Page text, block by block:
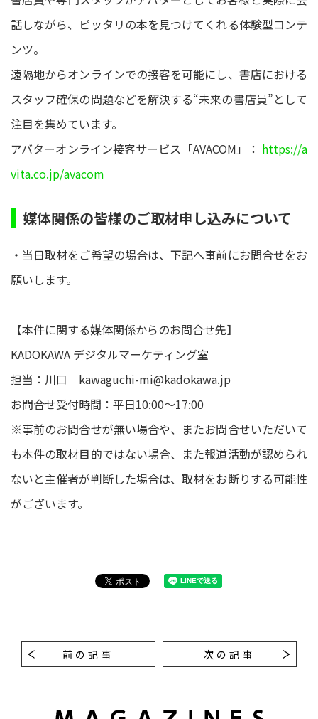
話しながら、ピッタリの本を見つけてくれる体験型コンテ
ンツ。
遠隔地からオンラインでの接客を可能にし、書店における
スタッフ確保の問題などを解決する“未来の書店員”として
注目を集めています。
アバターオンライン接客サービス「AVACOM」： https://a
vita.co.jp/avacom
媒体関係の皆様のご取材申し込みについて
・当日取材をご希望の場合は、下記へ事前にお問合せをお
願いします。
【本件に関する媒体関係からのお問合せ先】
KADOKAWA デジタルマーケティング室
担当：川口 kawaguchi-mi@kadokawa.jp
お問合せ受付時間：平日10:00～17:00
※事前のお問合せが無い場合や、またお問合せいただいて
も本件の取材目的ではない場合、また報道活動が認められ
ないと主催者が判断した場合は、取材をお断りする可能性
がございます。
前の記事 次の記事